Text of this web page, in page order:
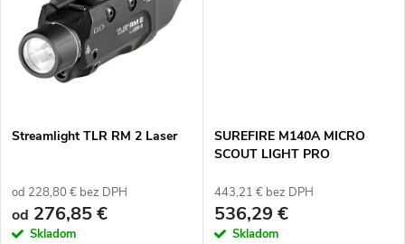
o
o
v
Streamlight TLR RM 2 Laser
od 228,80 € bez DPH
od 276,85 €
Skladom
SUREFIRE M140A MICRO
SCOUT LIGHT PRO
443,21 € bez DPH
536,29 €
Skladom